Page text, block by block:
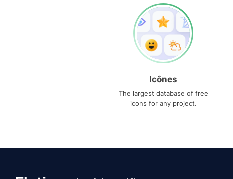
Icônes
The largest database of free
icons for any project.